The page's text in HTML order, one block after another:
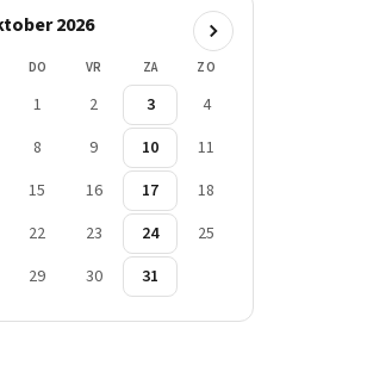
2026
DO VR ZA ZO
1 2 3
4
8 9 10
11
15 16 17
18
22 23 24
25
29 30 31